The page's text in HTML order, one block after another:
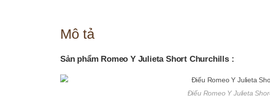
Mô tả
Sản phẩm Romeo Y Julieta Short Churchills :
Điếu Romeo Y Julieta